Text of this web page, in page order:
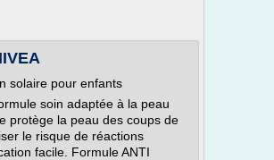
solaire pour enfants
soin adaptée à la peau
protège la peau des coups de
le risque de réactions
facile. Formule ANTI